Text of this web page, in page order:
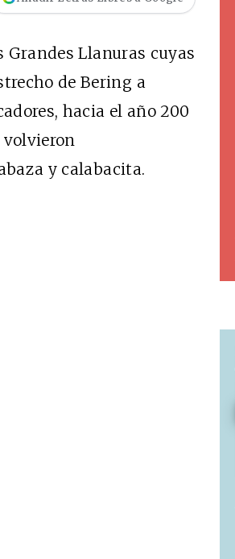
Llanuras cuyas
de Bering a
hacia el año 200
volvieron
y calabacita.